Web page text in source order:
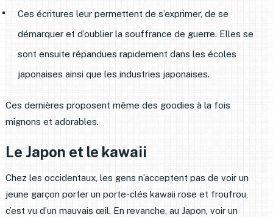
Ces écritures leur permettent de s’exprimer, de se
démarquer et d’oublier la souffrance de guerre. Elles se
sont ensuite répandues rapidement dans les écoles
japonaises ainsi que les industries japonaises.
Ces dernières proposent même des goodies à la fois
mignons et adorables.
Le Japon et le kawaii
Chez les occidentaux, les gens n’acceptent pas de voir un
jeune garçon porter un porte-clés kawaii rose et froufrou,
c’est vu d’un mauvais œil. En revanche, au Japon, voir un